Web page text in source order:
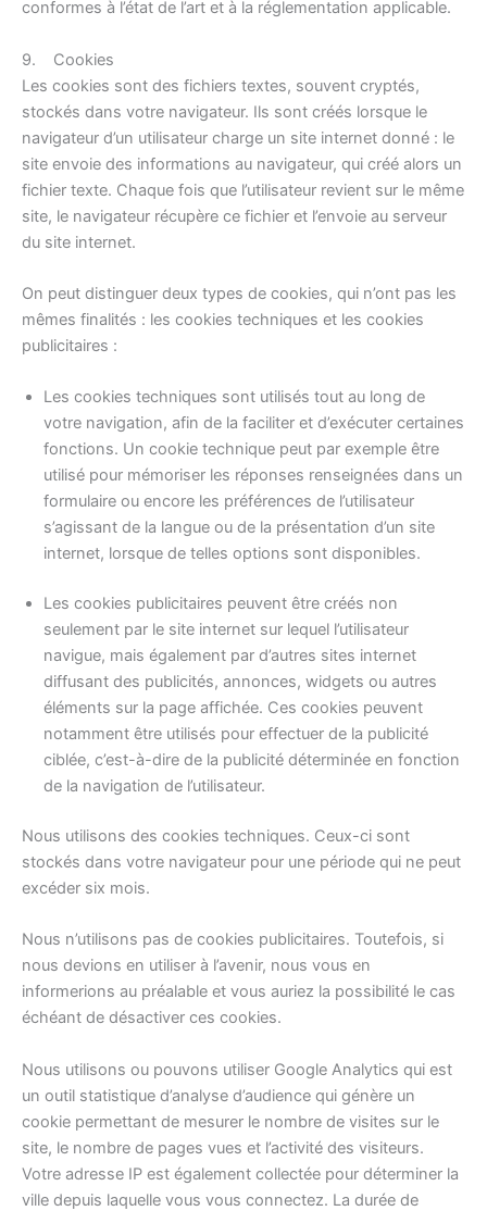
conformes à l’état de l’art et à la réglementation applicable.
9. Cookies
Les cookies sont des fichiers textes, souvent cryptés,
stockés dans votre navigateur. Ils sont créés lorsque le
navigateur d’un utilisateur charge un site internet donné : le
site envoie des informations au navigateur, qui créé alors un
fichier texte. Chaque fois que l’utilisateur revient sur le même
site, le navigateur récupère ce fichier et l’envoie au serveur
du site internet.
On peut distinguer deux types de cookies, qui n’ont pas les
mêmes finalités : les cookies techniques et les cookies
publicitaires :
Les cookies techniques sont utilisés tout au long de
votre navigation, afin de la faciliter et d’exécuter certaines
fonctions. Un cookie technique peut par exemple être
utilisé pour mémoriser les réponses renseignées dans un
formulaire ou encore les préférences de l’utilisateur
s’agissant de la langue ou de la présentation d’un site
internet, lorsque de telles options sont disponibles.
Les cookies publicitaires peuvent être créés non
seulement par le site internet sur lequel l’utilisateur
navigue, mais également par d’autres sites internet
diffusant des publicités, annonces, widgets ou autres
éléments sur la page affichée. Ces cookies peuvent
notamment être utilisés pour effectuer de la publicité
ciblée, c’est-à-dire de la publicité déterminée en fonction
de la navigation de l’utilisateur.
Nous utilisons des cookies techniques. Ceux-ci sont
stockés dans votre navigateur pour une période qui ne peut
excéder six mois.
Nous n’utilisons pas de cookies publicitaires. Toutefois, si
nous devions en utiliser à l’avenir, nous vous en
informerions au préalable et vous auriez la possibilité le cas
échéant de désactiver ces cookies.
Nous utilisons ou pouvons utiliser Google Analytics qui est
un outil statistique d’analyse d’audience qui génère un
cookie permettant de mesurer le nombre de visites sur le
site, le nombre de pages vues et l’activité des visiteurs.
Votre adresse IP est également collectée pour déterminer la
ville depuis laquelle vous vous connectez. La durée de